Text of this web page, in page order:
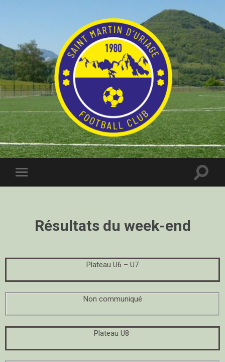
Résultats du week-end
Plateau U6 – U7
Non communiqué
Plateau U8